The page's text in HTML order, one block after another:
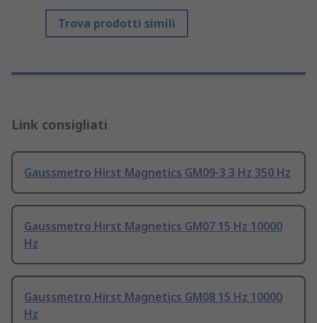
Trova prodotti simili
Link consigliati
Gaussmetro Hirst Magnetics GM09-3 3 Hz 350 Hz
Gaussmetro Hirst Magnetics GM07 15 Hz 10000
Hz
Gaussmetro Hirst Magnetics GM08 15 Hz 10000
Hz